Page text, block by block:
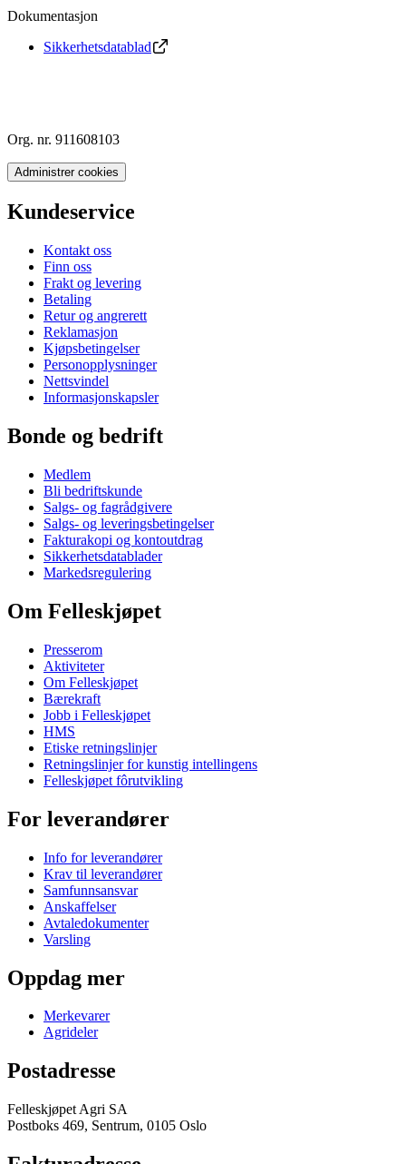
Dokumentasjon
Sikkerhetsdatablad
Org. nr. 911608103
Administrer cookies
Kundeservice
Kontakt oss
Finn oss
Frakt og levering
Betaling
Retur og angrerett
Reklamasjon
Kjøpsbetingelser
Personopplysninger
Nettsvindel
Informasjonskapsler
Bonde og bedrift
Medlem
Bli bedriftskunde
Salgs- og fagrådgivere
Salgs- og leveringsbetingelser
Fakturakopi og kontoutdrag
Sikkerhetsdatablader
Markedsregulering
Om Felleskjøpet
Presserom
Aktiviteter
Om Felleskjøpet
Bærekraft
Jobb i Felleskjøpet
HMS
Etiske retningslinjer
Retningslinjer for kunstig intellingens
Felleskjøpet fôrutvikling
For leverandører
Info for leverandører
Krav til leverandører
Samfunnsansvar
Anskaffelser
Avtaledokumenter
Varsling
Oppdag mer
Merkevarer
Agrideler
Postadresse
Felleskjøpet Agri SA
Postboks 469, Sentrum, 0105 Oslo